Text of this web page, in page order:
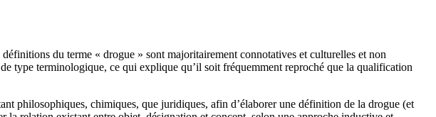
du terme « drogue » sont majoritairement connotatives et culturelles et non
type terminologique, ce qui explique qu’il soit fréquemment reproché que la qualification
philosophiques, chimiques, que juridiques, afin d’élaborer une définition de la drogue (et